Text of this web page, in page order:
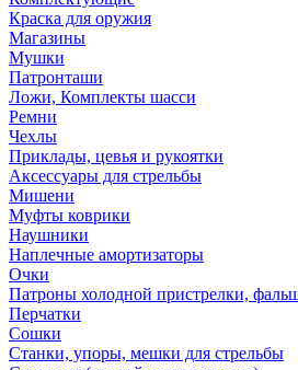
Краска для оружия
Магазины
Мушки
Патронташи
Ложи, Комплекты шасси
Ремни
Чехлы
Приклады, цевья и рукоятки
Аксессуары для стрельбы
Мишени
Муфты коврики
Наушники
Наплечные амортизаторы
Очки
Патроны холодной пристрелки,
Перчатки
Сошки
Станки, упоры, мешки для стрельбы